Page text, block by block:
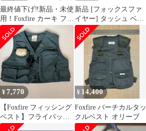
最終値下げ‼️新品・未使
用！Foxfire カーキ フリ
ー ベスト
新品 [フォックスファ
イヤー] タッシュ ベス
ト 8010549 サンド S
¥ 7,770
【Foxfire フィッシング
ベスト】フライパッチ
とドライシェイクホル
¥ 14,400
Foxfire バーチカルタッ
クルベスト オリーブ